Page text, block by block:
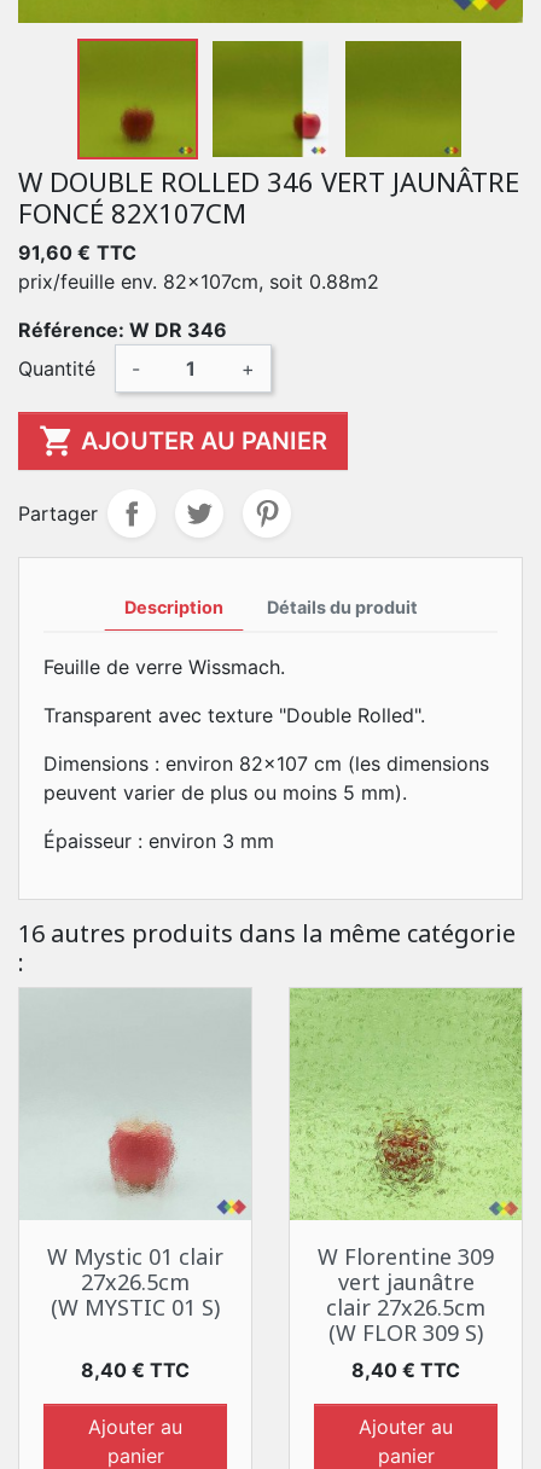
W DOUBLE ROLLED 346 VERT JAUNÂTRE
FONCÉ 82X107CM
91,60 € TTC
prix/feuille env. 82x107cm, soit 0.88m2
Référence: W DR 346
Quantité
- +
 AJOUTER AU PANIER
Partager
Description Détails du produit
Feuille de verre Wissmach.
Transparent avec texture "Double Rolled".
Dimensions : environ 82x107 cm (les dimensions
peuvent varier de plus ou moins 5 mm).
Épaisseur : environ 3 mm
16 autres produits dans la même catégorie
:
W Mystic 01 clair
27x26.5cm
(W MYSTIC 01 S)
Prix
8,40 € TTC
Ajouter au
panier
W Florentine 309
vert jaunâtre
clair 27x26.5cm
(W FLOR 309 S)
Prix
8,40 € TTC
Ajouter au
panier